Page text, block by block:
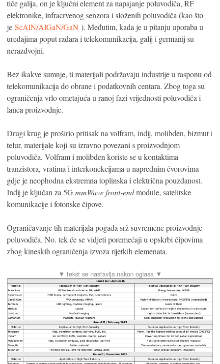
tiče galija, on je ključni element za napajanje poluvodiča, RF
elektronike, infracrvenog senzora i složenih poluvodiča (kao što
je ScAlN/AlGaN/GaN ). Međutim, kada je u pitanju uporaba u
uređajima poput radara i telekomunikacija, galij i germanij su
nerazdvojni.
Bez ikakve sumnje, ti materijali podržavaju industrije u rasponu od
telekomunikacija do obrane i podatkovnih centara. Zbog toga su
ograničenja vrlo ometajuća u ranoj fazi vrijednosti poluvodiča i
lanca proizvodnje.
Drugi krug je proširio pritisak na volfram, indij, molibden, bizmut i
telur, materijale koji su izravno povezani s proizvodnjom
poluvodiča. Volfram i molibden koriste se u kontaktima
tranzistora, vratima i interkonekcijama u naprednim čvorovima
gdje je neophodna ekstremna toplinska i električna pouzdanost.
Indij je ključan za 5G mmWavefront-endmodule, satelitske
komunikacije i fotonske čipove.
Ograničavanje tih materijala pogađa srž suvremene proizvodnje
poluvodiča. No. tek će se vidjeti poremećaji u opskrbi čipovima
zbog kineskih ograničenja izvoza rijetkih elemenata.